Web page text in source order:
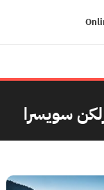
سويسرا